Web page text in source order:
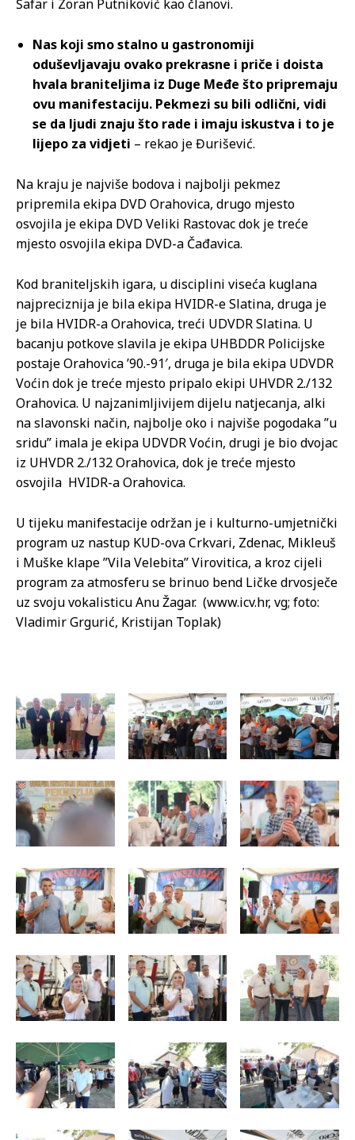
Šafar i Zoran Putniković kao članovi.
Nas koji smo stalno u gastronomiji
oduševljavaju ovako prekrasne i priče i doista
hvala braniteljima iz Duge Međe što pripremaju
ovu manifestaciju. Pekmezi su bili odlični, vidi
se da ljudi znaju što rade i imaju iskustva i to je
lijepo za vidjeti – rekao je Đurišević.
Na kraju je najviše bodova i najbolji pekmez
pripremila ekipa DVD Orahovica, drugo mjesto
osvojila je ekipa DVD Veliki Rastovac dok je treće
mjesto osvojila ekipa DVD-a Čađavica.
Kod braniteljskih igara, u disciplini viseća kuglana
najpreciznija je bila ekipa HVIDR-e Slatina, druga je
je bila HVIDR-a Orahovica, treći UDVDR Slatina. U
bacanju potkove slavila je ekipa UHBDDR Policijske
postaje Orahovica ’90.-91′, druga je bila ekipa UDVDR
Voćin dok je treće mjesto pripalo ekipi UHVDR 2./132
Orahovica. U najzanimljivijem dijelu natjecanja, alki
na slavonski način, najbolje oko i najviše pogodaka ”u
sridu” imala je ekipa UDVDR Voćin, drugi je bio dvojac
iz UHVDR 2./132 Orahovica, dok je treće mjesto
osvojila HVIDR-a Orahovica.
U tijeku manifestacije održan je i kulturno-umjetnički
program uz nastup KUD-ova Crkvari, Zdenac, Mikleuš
i Muške klape ”Vila Velebita” Virovitica, a kroz cijeli
program za atmosferu se brinuo bend Ličke drvosječe
uz svoju vokalisticu Anu Žagar. (www.icv.hr, vg; foto:
Vladimir Grgurić, Kristijan Toplak)